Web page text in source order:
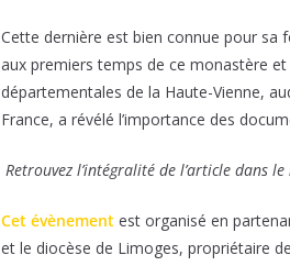
Cette dernière est bien connue pour sa
aux premiers temps de ce monastère
départementales de la Haute-Vienne,
France, a révélé l’importance des
Retrouvez l’intégralité de l’article dans
Cet évènement est organisé en
et le diocèse de Limoges, propriétaire